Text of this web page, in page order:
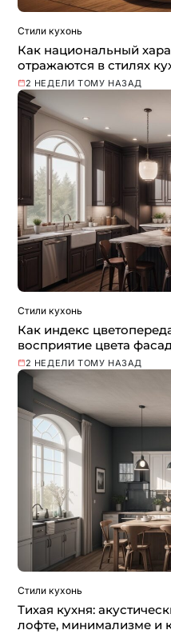
Стили кухонь
Как национальный
отражаются в стилях
2 НЕДЕЛИ ТОМУ НАЗАД
Стили кухонь
Как индекс
восприятие цвета
2 НЕДЕЛИ ТОМУ НАЗАД
Стили кухонь
Тихая кухня:
лофте, минимализме и